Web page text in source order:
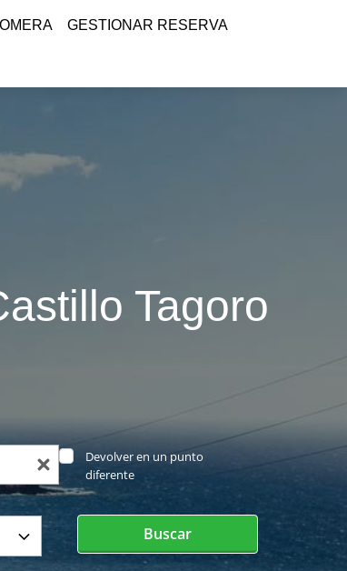
GESTIONAR RESERVA
Tagoro
Devolver en un punto
diferente
Buscar